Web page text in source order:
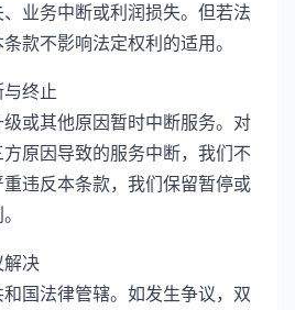
业务中断或利润损失。但若法
款不影响法定权利的适用。
终止
或其他原因暂时中断服务。对
原因导致的服务中断，我们不
违反本条款，我们保留暂停或
解决
国法律管辖。如发生争议，双